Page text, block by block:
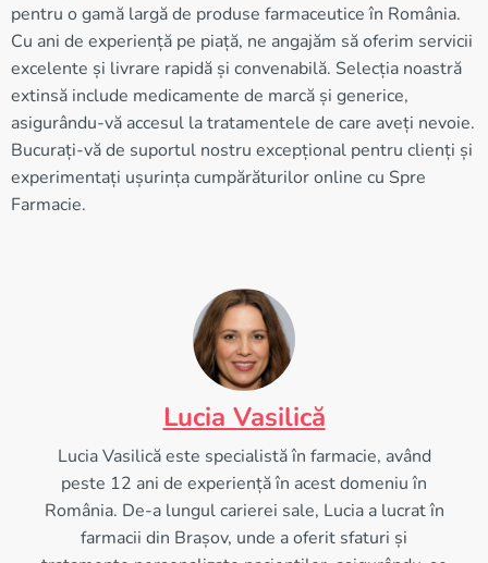
pentru o gamă largă de produse farmaceutice în România.
Cu ani de experiență pe piață, ne angajăm să oferim servicii
excelente și livrare rapidă și convenabilă. Selecția noastră
extinsă include medicamente de marcă și generice,
asigurându-vă accesul la tratamentele de care aveți nevoie.
Bucurați-vă de suportul nostru excepțional pentru clienți și
experimentați ușurința cumpărăturilor online cu Spre
Farmacie.
Lucia Vasilică
Lucia Vasilică este specialistă în farmacie, având
peste 12 ani de experiență în acest domeniu în
România. De-a lungul carierei sale, Lucia a lucrat în
farmacii din Brașov, unde a oferit sfaturi și